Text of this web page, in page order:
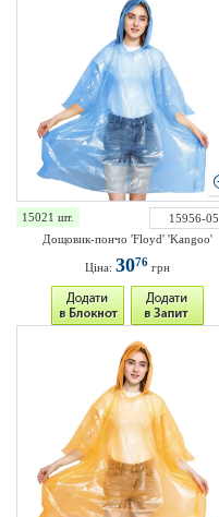
15021 шт.
15956-05
Дощовик-пончо 'Floyd' 'Kangoo'
Ціна: 3076 грн